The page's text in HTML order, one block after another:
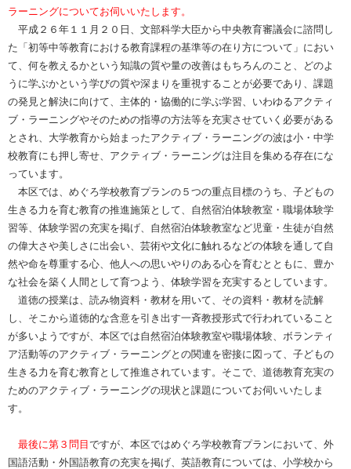
ラーニングについてお伺いいたします。
平成２６年１１月２０日、文部科学大臣から中央教育審議会に諮問し
た「初等中等教育における教育課程の基準等の在り方について」におい
て、何を教えるかという知識の質や量の改善はもちろんのこと、どのよ
うに学ぶかという学びの質や深まりを重視することが必要であり、課題
の発見と解決に向けて、主体的・協働的に学ぶ学習、いわゆるアクティ
ブ・ラーニングやそのための指導の方法等を充実させていく必要がある
とされ、大学教育から始まったアクティブ・ラーニングの波は小・中学
校教育にも押し寄せ、アクティブ・ラーニングは注目を集める存在にな
っています。
本区では、めぐろ学校教育プランの５つの重点目標のうち、子どもの
生きる力を育む教育の推進施策として、自然宿泊体験教室・職場体験学
習等、体験学習の充実を掲げ、自然宿泊体験教室など児童・生徒が自然
の偉大さや美しさに出会い、芸術や文化に触れるなどの体験を通して自
然や命を尊重する心、他人への思いやりのある心を育むとともに、豊か
な社会を築く人間として育つよう、体験学習を充実するとしています。
道徳の授業は、読み物資料・教材を用いて、その資料・教材を読解
し、そこから道徳的な含意を引き出す一斉教授形式で行われていること
が多いようですが、本区では自然宿泊体験教室や職場体験、ボランティ
ア活動等のアクティブ・ラーニングとの関連を密接に図って、子どもの
生きる力を育む教育として推進されています。そこで、道徳教育充実の
ためのアクティブ・ラーニングの現状と課題についてお伺いいたしま
す。
最後に第３問目ですが、本区ではめぐろ学校教育プランにおいて、外
国語活動・外国語教育の充実を掲げ、英語教育については、小学校から